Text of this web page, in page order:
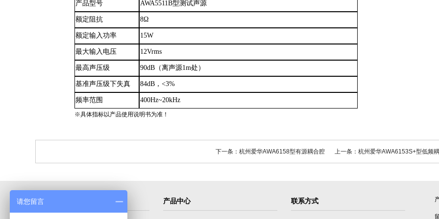
产品型号 AWA5511B型测试声源
额定阻抗 8Ω
额定输入功率 15W
最大输入电压 12Vrms
最高声压级 90dB（离声源1m处）
基准声压级下失真 84dB，<3%
频率范围 400Hz~20kHz
※具体指标以产品使用说明书为准！
下一条：杭州爱华AWA6158型有源耦合腔 上一条：杭州爱华AWA6153S+型低频
导航菜单 产品中心 联系方式
请您留言